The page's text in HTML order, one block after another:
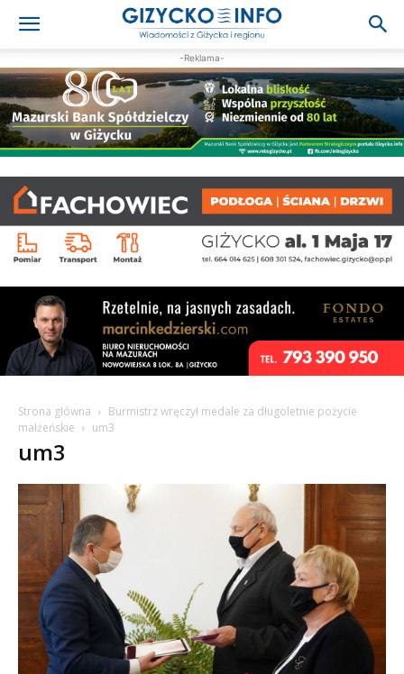
-Reklama-
Strona główna
Burmistrz wręczył medale za długoletnie pożycie
małżeńskie
um3
um3